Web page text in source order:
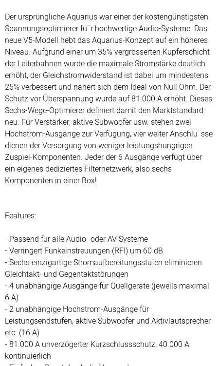
Der ursprüngliche Aquarius war einer der kostengünstigsten
Spannungsoptimierer fu¨r hochwertige Audio-Systeme. Das
neue V5-Modell hebt das Aquarius-Konzept auf ein höheres
Niveau. Aufgrund einer um 35% vergrösserten Kupferschicht
der Leiterbahnen wurde die maximale Stromstärke deutlich
erhöht, der Gleichstromwiderstand ist dabei um mindestens
25% verbessert und nähert sich dem Ideal von Null Ohm. Der
Schutz vor Überspannung wurde auf 81.000 A erhöht. Dieses
Sechs-Wege-Optimierer definiert damit den Marktstandard
neu. Für Verstärker, aktive Subwoofer usw. stehen zwei
Hochstrom-Ausgänge zur Verfügung, vier weiter Anschlu¨sse
dienen der Versorgung von weniger leistungshungrigen
Zuspiel-Komponenten. Jeder der 6 Ausgänge verfügt über
ein eigenes dediziertes Filternetzwerk, also sechs
Komponenten in einer Box!
Features:
- Passend für alle Audio- oder AV-Systeme
- Verringert Funkeinstreuungen (RFI) um 60 dB
- Sechs einzigartige Stromaufbereitungsstufen eliminieren
Gleichtakt- und Gegentaktstörungen
- 4 unabhängige Ausgänge für Quellgeräte (jeweils maximal
6 A)
- 2 unabhängige Hochstrom-Ausgänge für
Leistungsendstufen, aktive Subwoofer und Aktivlautsprecher
etc. (16 A)
- 81.000 A unverzögerter Kurzschlussschutz, 40.000 A
kontinuierlich